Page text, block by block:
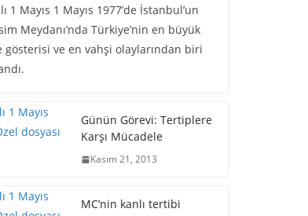
1 Mayıs 1 Mayıs 1977’de İstanbul’un
Meydanı’nda Türkiye’nin en büyük
gösterisi ve en vahşi olaylarından biri
Günün Görevi: Tertiplere
Karşı Mücadele
Kasım 21, 2013
MC’nin kanlı tertibi